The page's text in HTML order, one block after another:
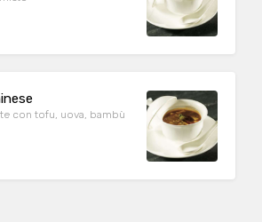
con tofu, uova, bambù